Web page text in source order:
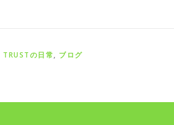
TRUSTの日常, ブログ